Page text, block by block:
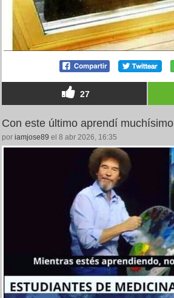
27
Con este último aprendí muchísimo
por iamjose89 el 8 abr 2026, 16:35